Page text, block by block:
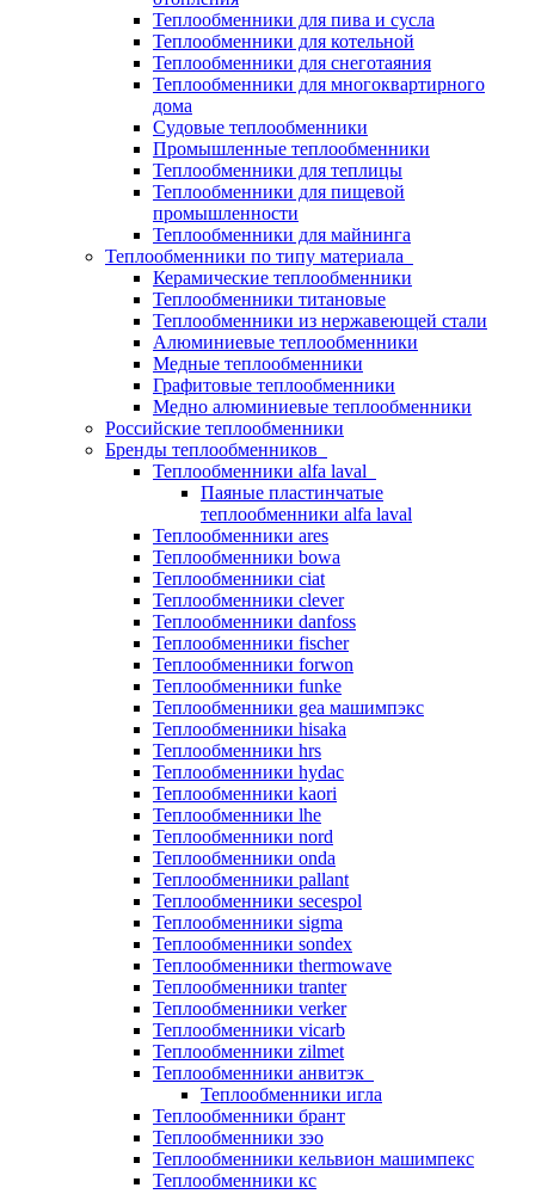
Теплообменники для пива и сусла
Теплообменники для котельной
Теплообменники для снеготаяния
Теплообменники для многоквартирного
дома
Судовые теплообменники
Промышленные теплообменники
Теплообменники для теплицы
Теплообменники для пищевой
промышленности
Теплообменники для майнинга
Теплообменники по типу материала
Керамические теплообменники
Теплообменники титановые
Теплообменники из нержавеющей стали
Алюминиевые теплообменники
Медные теплообменники
Графитовые теплообменники
Медно алюминиевые теплообменники
Российские теплообменники
Бренды теплообменников
Теплообменники alfa laval
Паяные пластинчатые
теплообменники alfa laval
Теплообменники ares
Теплообменники bowa
Теплообменники ciat
Теплообменники clever
Теплообменники danfoss
Теплообменники fischer
Теплообменники forwon
Теплообменники funke
Теплообменники gea машимпэкс
Теплообменники hisaka
Теплообменники hrs
Теплообменники hydac
Теплообменники kaori
Теплообменники lhe
Теплообменники nord
Теплообменники onda
Теплообменники pallant
Теплообменники secespol
Теплообменники sigma
Теплообменники sondex
Теплообменники thermowave
Теплообменники tranter
Теплообменники verker
Теплообменники vicarb
Теплообменники zilmet
Теплообменники анвитэк
Теплообменники игла
Теплообменники брант
Теплообменники зэо
Теплообменники кельвион машимпекс
Теплообменники кс